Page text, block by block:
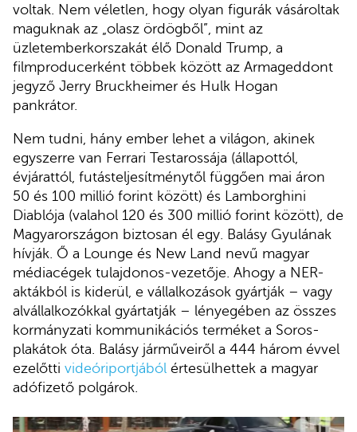
voltak. Nem véletlen, hogy olyan figurák vásároltak
maguknak az „olasz ördögből”, mint az
üzletemberkorszakát élő Donald Trump, a
filmproducerként többek között az Armageddont
jegyző Jerry Bruckheimer és Hulk Hogan
pankrátor.
Nem tudni, hány ember lehet a világon, akinek
egyszerre van Ferrari Testarossája (állapottól,
évjárattól, futásteljesítménytől függően mai áron
50 és 100 millió forint között) és Lamborghini
Diablója (valahol 120 és 300 millió forint között), de
Magyarországon biztosan él egy. Balásy Gyulának
hívják. Ő a Lounge és New Land nevű magyar
médiacégek tulajdonos-vezetője. Ahogy a NER-
aktákból is kiderül, e vállalkozások gyártják – vagy
alvállalkozókkal gyártatják – lényegében az összes
kormányzati kommunikációs terméket a Soros-
plakátok óta. Balásy járműveiről a 444 három évvel
ezelőtti videóriportjából értesülhettek a magyar
adófizető polgárok.